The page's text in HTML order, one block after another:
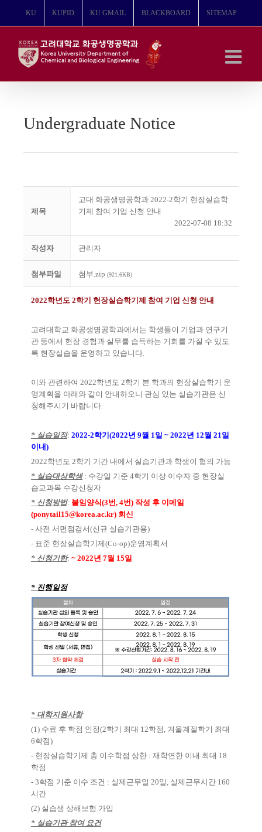
뛰
KU KUPID KU GMAIL BLACKBOARD SITEMAP
Undergraduate Notice
제목
고대 화공생명공학과 2022-2학기 현장실습학
기제 참여 기업 신청 안내
2022-07-08 18:32
작성자 관리자
첨부파일 첨부.zip (921.6KB)
2022학년도 2학기 현장실습학기제 참여 기업 신청 안내
고려대학교 화공생명공학과에서는 학생들이 기업과 연구기
관 등에서 현장 경험과 실무를 습득하는 기회를 가질 수 있도
록 현장실습을 운영하고 있습니다.
이와 관련하여 2022학년도 2학기 본 학과의 현장실습학기 운
영계획을 아래와 같이 안내하오니 관심 있는 실습기관은 신
청해주시기 바랍니다.
* 실습일정: 2022-2학기 (2022년 9월 1일 ~ 2022년 12월 21일
이내)
2022학년도 2학기 기간 내에서 실습기관과 학생이 협의 가능
* 실습대상학생 : 수강일 기준 4학기 이상 이수자 중 현장실
습교과목 수강신청자
* 신청방법: 붙임양식(3번, 4번) 작성 후 이메일
(ponytail15@korea.ac.kr) 회신
- 사전 서면점검서(신규 실습기관용)
- 표준 현장실습학기제(Co-op)운영계획서
* 신청기한: ~ 2022년 7월 15일
* 진행일정
* 대학지원사항
(1) 수료 후 학점 인정(2학기 최대 12학점, 겨울계절학기 최대
6학점)
- 현장실습학기제 총 이수학점 상한 : 재학연한 이내 최대 18
학점
- 3학점 기준 이수 조건 : 실제근무일 20일 실제근무시간 160
시간
(2) 실습생 상해보험 가입
* 실습기관 참여 요건